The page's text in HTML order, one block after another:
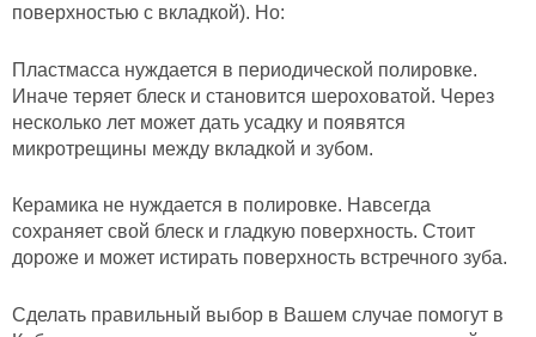
поверхностью с вкладкой). Но:
Пластмасса нуждается в периодической полировке.
Иначе теряет блеск и становится шероховатой. Через
несколько лет может дать усадку и появятся
микротрещины между вкладкой и зубом.
Керамика не нуждается в полировке. Навсегда
сохраняет свой блеск и гладкую поверхность. Стоит
дороже и может истирать поверхность встречного зуба.
Сделать правильный выбор в Вашем случае помогут в